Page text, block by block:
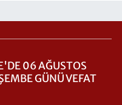
06 AĞUSTOS
GÜNÜ VEFAT